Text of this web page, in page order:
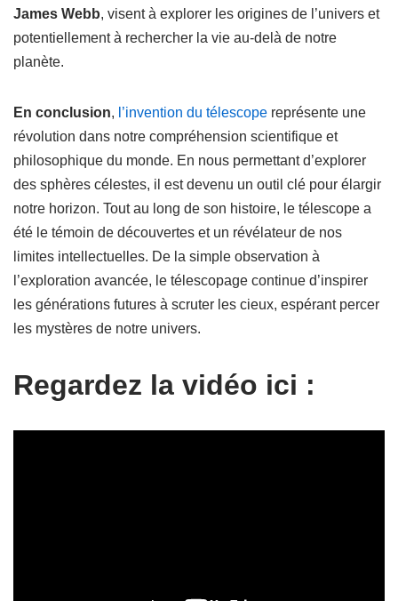
James Webb, visent à explorer les origines de l’univers et
potentiellement à rechercher la vie au-delà de notre
planète.
En conclusion, l’invention du télescope représente une
révolution dans notre compréhension scientifique et
philosophique du monde. En nous permettant d’explorer
des sphères célestes, il est devenu un outil clé pour élargir
notre horizon. Tout au long de son histoire, le télescope a
été le témoin de découvertes et un révélateur de nos
limites intellectuelles. De la simple observation à
l’exploration avancée, le télescopage continue d’inspirer
les générations futures à scruter les cieux, espérant percer
les mystères de notre univers.
Regardez la vidéo ici :